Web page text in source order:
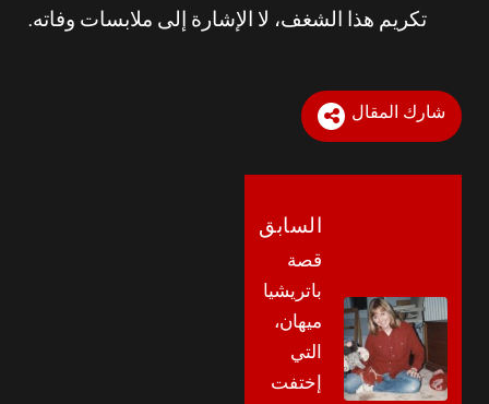
تكريم هذا الشغف، لا الإشارة إلى ملابسات وفاته.
شارك المقال
السابق
قصة
باتريشيا
ميهان،
التي
إختفت